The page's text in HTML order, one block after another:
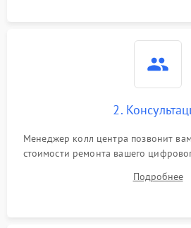
2.
Менеджер колл центра позвонит
стоимости ремонта вашего
Подробнее